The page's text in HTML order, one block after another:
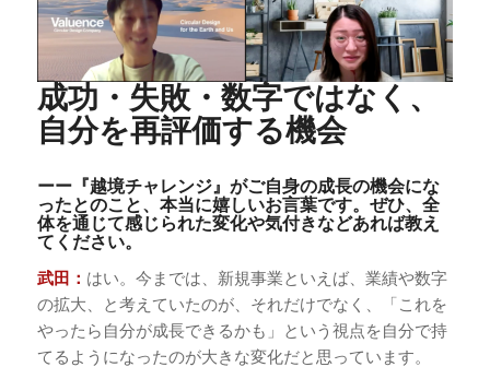
成功・失敗・数字ではなく、
自分を再評価する機会
ーー『越境チャレンジ』がご自身の成長の機会にな
ったとのこと、本当に嬉しいお言葉です。ぜひ、全
体を通じて感じられた変化や気付きなどあれば教え
てください。
武田： はい。今までは、新規事業といえば、業績や数字
の拡大、と考えていたのが、それだけでなく、「これを
やったら自分が成長できるかも」という視点を自分で持
てるようになったのが大きな変化だと思っています。